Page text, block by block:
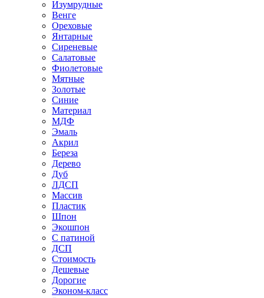
Изумрудные
Венге
Ореховые
Янтарные
Сиреневые
Салатовые
Фиолетовые
Мятные
Золотые
Синие
Материал
МДФ
Эмаль
Акрил
Береза
Дерево
Дуб
ЛДСП
Массив
Пластик
Шпон
Экошпон
С патиной
ДСП
Стоимость
Дешевые
Дорогие
Эконом-класс